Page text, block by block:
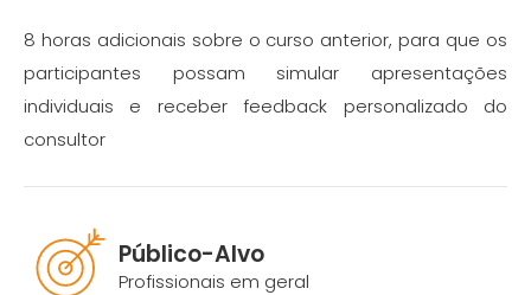
8 horas adicionais sobre o curso anterior, para que os
participantes possam simular apresentações
individuais e receber feedback personalizado do
consultor
Público-Alvo
Profissionais em geral